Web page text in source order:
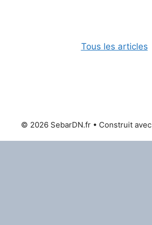
Tous les articles
© 2026 SebarDN.fr• Construit avec